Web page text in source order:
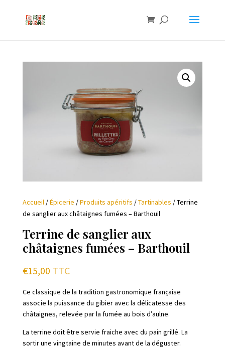
Accueil/Épicerie /Produits apéritifs /Tartinables / Terrine
de sanglier aux châtaignes fumées – Barthouil
Terrine de sanglier aux
châtaignes fumées – Barthouil
€15,00 TTC
Ce classique de la tradition gastronomique française
associe la puissance du gibier avec la délicatesse des
châtaignes, relevée par la fumée au bois d’aulne.
La terrine doit être servie fraiche avec du pain grillé. La
sortir une vingtaine de minutes avant de la déguster.